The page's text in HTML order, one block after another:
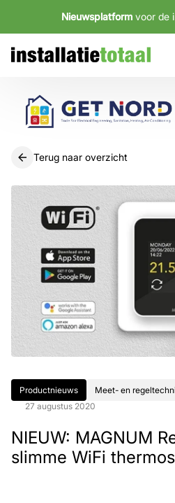
Nieuwsplatform voor de
Terug naar overzicht
Productnieuws Meet- en
27 augustus 2020
NIEUW: MAGNUM
slimme WiFi